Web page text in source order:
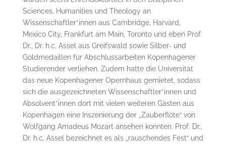
Sciences, Humanities und Theology an
Wissenschaftler*innen aus Cambridge, Harvard,
Mexico City, Frankfurt am Main, Toronto und eben Prof.
Dr., Dr. h.c. Assel aus Greifswald sowie Silber- und
Goldmedaillen für Abschlussarbeiten Kopenhagener
Studierender verliehen. Zudem hatte die Universität
das neue Kopenhagener Opernhaus gemietet, sodass
sich die ausgezeichneten Wissenschaftler*innen und
Absolvent*innen dort mit vielen weiteren Gästen aus
Kopenhagen eine Inszenierung der „Zauberflöte“ von
Wolfgang Amadeus Mozart ansehen konnten. Prof. Dr.,
Dr. h.c. Assel bezeichnet es als „rauschendes Fest“ und